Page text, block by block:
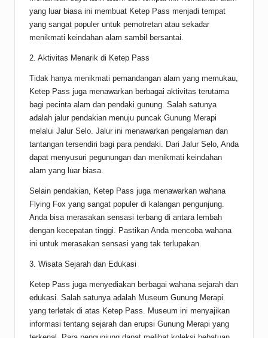
yang luar biasa ini membuat Ketep Pass menjadi tempat
yang sangat populer untuk pemotretan atau sekadar
menikmati keindahan alam sambil bersantai.
2. Aktivitas Menarik di Ketep Pass
Tidak hanya menikmati pemandangan alam yang memukau,
Ketep Pass juga menawarkan berbagai aktivitas terutama
bagi pecinta alam dan pendaki gunung. Salah satunya
adalah jalur pendakian menuju puncak Gunung Merapi
melalui Jalur Selo. Jalur ini menawarkan pengalaman dan
tantangan tersendiri bagi para pendaki. Dari Jalur Selo, Anda
dapat menyusuri pegunungan dan menikmati keindahan
alam yang luar biasa.
Selain pendakian, Ketep Pass juga menawarkan wahana
Flying Fox yang sangat populer di kalangan pengunjung.
Anda bisa merasakan sensasi terbang di antara lembah
dengan kecepatan tinggi. Pastikan Anda mencoba wahana
ini untuk merasakan sensasi yang tak terlupakan.
3. Wisata Sejarah dan Edukasi
Ketep Pass juga menyediakan berbagai wahana sejarah dan
edukasi. Salah satunya adalah Museum Gunung Merapi
yang terletak di atas Ketep Pass. Museum ini menyajikan
informasi tentang sejarah dan erupsi Gunung Merapi yang